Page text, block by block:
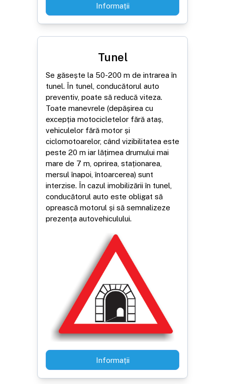
Informații
Tunel
Se găsește la 50-200 m de intrarea în
tunel. În tunel, conducătorul auto
preventiv, poate să reducă viteza.
Toate manevrele (depășirea cu
excepția motocicletelor fără ataș,
vehiculelor fără motor și
ciclomotoarelor, când vizibilitatea este
peste 20 m iar lățimea drumului mai
mare de 7 m, oprirea, staționarea,
mersul înapoi, întoarcerea) sunt
interzise. În cazul imobilizării în tunel,
conducătorul auto este obligat să
oprească motorul și să semnalizeze
prezența autovehiculului.
Informații